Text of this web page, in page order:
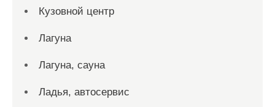
Кузовной центр
Лагуна
Лагуна, сауна
Ладья, автосервис